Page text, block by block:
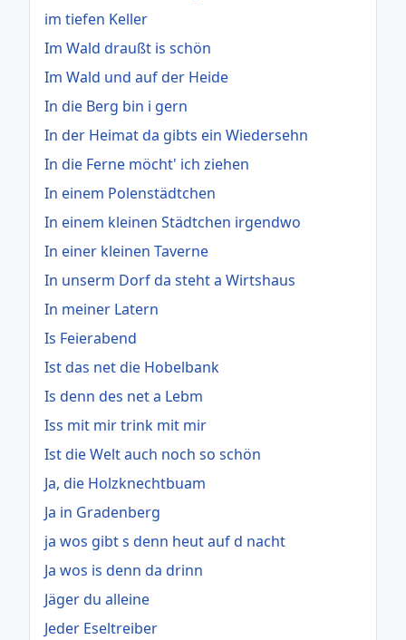
im tiefen Keller
Im Wald draußt is schön
Im Wald und auf der Heide
In die Berg bin i gern
In der Heimat da gibts ein Wiedersehn
In die Ferne möcht' ich ziehen
In einem Polenstädtchen
In einem kleinen Städtchen irgendwo
In einer kleinen Taverne
In unserm Dorf da steht a Wirtshaus
In meiner Latern
Is Feierabend
Ist das net die Hobelbank
Is denn des net a Lebm
Iss mit mir trink mit mir
Ist die Welt auch noch so schön
Ja, die Holzknechtbuam
Ja in Gradenberg
ja wos gibt s denn heut auf d nacht
Ja wos is denn da drinn
Jäger du alleine
Jeder Eseltreiber